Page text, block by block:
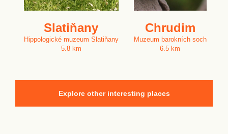
Slatiňany
Hippologické muzeum Slatiňany
5.8 km
Chrudim
Muzeum barokních soch
6.5 km
Explore other interesting places